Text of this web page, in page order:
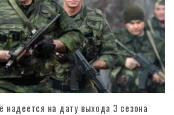
надеется на дату выхода 3 сезона